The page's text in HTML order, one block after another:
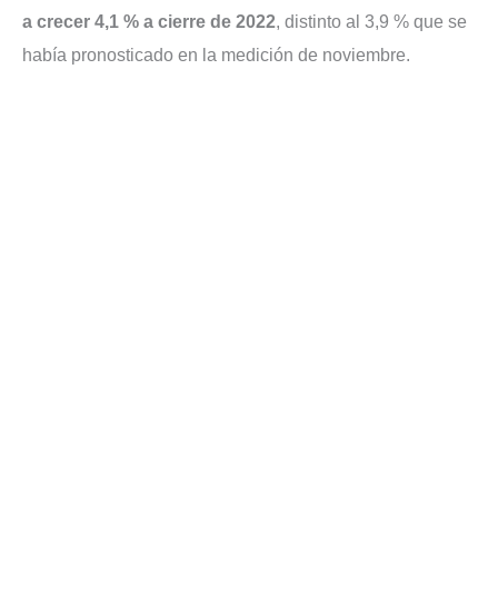
a crecer 4,1 % a cierre de 2022, distinto al 3,9 % que se
había pronosticado en la medición de noviembre.